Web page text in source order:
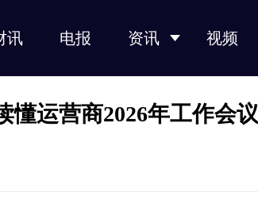
讯 电报 资讯 视频
懂运营商2026年工作会议